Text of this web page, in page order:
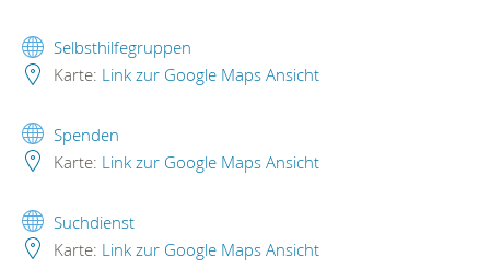
Selbsthilfegruppen
Karte: Link zur Google Maps Ansicht
Spenden
Karte: Link zur Google Maps Ansicht
Suchdienst
Karte: Link zur Google Maps Ansicht